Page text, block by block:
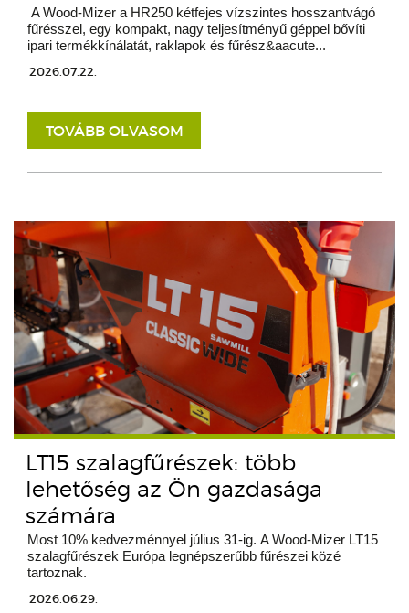
A Wood-Mizer a HR250 kétfejes vízszintes hosszantvágó
fűrésszel, egy kompakt, nagy teljesítményű géppel bővíti
ipari termékkínálatát, raklapok és fűrész&aacute...
2026.07.22.
TOVÁBB OLVASOM
LT15 szalagfűrészek: több
lehetőség az Ön gazdasága
számára
Most 10% kedvezménnyel július 31-ig. A Wood-Mizer LT15
szalagfűrészek Európa legnépszerűbb fűrészei közé
tartoznak.
2026.06.29.